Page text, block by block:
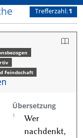
Trefferzahl:1
Feindschaft
Übersetzung
1
Wer
nachdenkt,